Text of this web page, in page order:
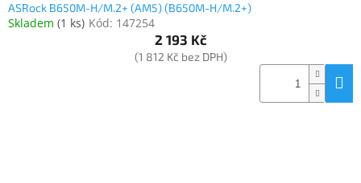
ASRock B650M-H/M.2+ (AM5) (B650M-H/M.2+)
Skladem (1 ks) Kód: 147254
2 193 Kč
(1 812 Kč bez DPH)